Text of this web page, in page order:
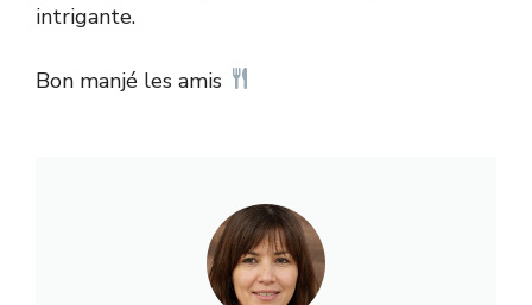
intrigante.
Bon manjé les amis